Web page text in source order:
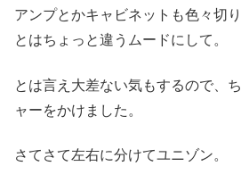
アンプとかキャビネットも色々切
とはちょっと違うムードにして。
とは言え大差ない気もするので、
ャーをかけました。
さてさて左右に分けてユニゾン。